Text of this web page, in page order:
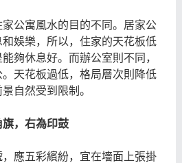
寓風水的目的不同。居家公
娛樂，所以，住家的天花板低
夠休息好。而辦公室則不同，
天花板過低，格局層次則降低
自然受到限制。
，右為印鼓
五彩繽紛，宜在墻面上張掛